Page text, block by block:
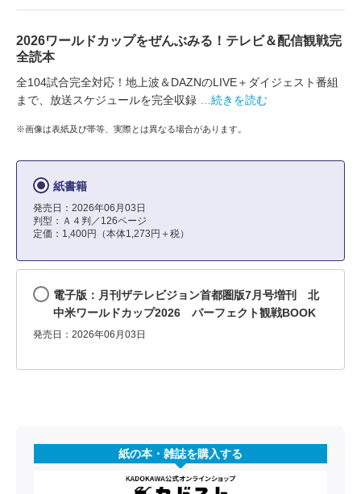
2026ワールドカップをぜんぶみる！テレビ＆配信観戦完
全読本
全104試合完全対応！地上波＆DAZNのLIVE＋ダイジェスト番組
まで、放送スケジュールを完全収録
…続きを読む
※画像は表紙及び帯等、実際とは異なる場合があります。
紙書籍
発売日：2026年06月03日
判型：Ａ４判／126ページ
定価：1,400円（本体1,273円＋税）
電子版：月刊ザテレビジョン首都圏版7月号増刊 北
中米ワールドカップ2026 パーフェクト観戦BOOK
発売日：2026年06月03日
紙の本・雑誌を購入する